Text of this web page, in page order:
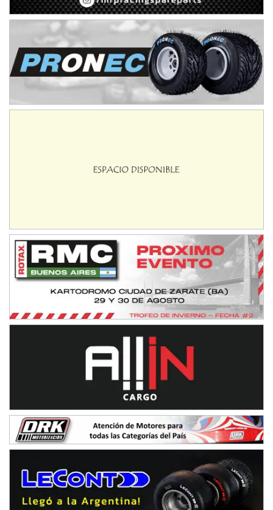
Avellaneda (Santa Fe)
SUR SANTAFESINO - F4
José Samuel Sánchez (Tierra)
Rufino (Santa Fe)
TUCUMANO - F5